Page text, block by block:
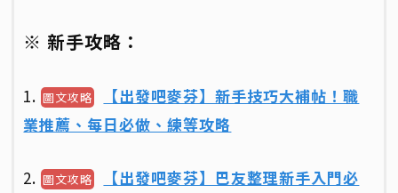
※ 新手攻略：
1.圖文攻略
【出發吧麥芬】新手技巧大補帖！職
業推薦、每日必做、練等攻略
2.圖文攻略
【出發吧麥芬】巴友整理新手入門必